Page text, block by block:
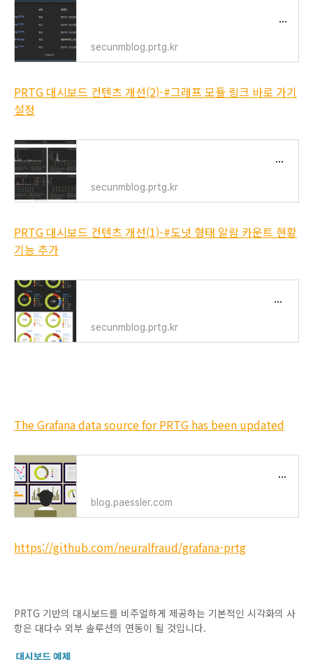
PRTG 대시보드 컨텐츠 개선(3)-#Today, Yesterday 장애 이력
secunmblog.prtg.kr
PRTG 대시보드 컨텐츠 개선(2)-#그래프 모듈 링크 바로 가기
설정
PRTG 대시보드 컨텐츠 개선(2)-#그래프 모듈 링크 바로 가기 설정
secunmblog.prtg.kr
PRTG 대시보드 컨텐츠 개선(1)-#도넛 형태 알람 카운트 현황
기능 추가
PRTG 대시보드 컨텐츠 개선(1)-#도넛 형태 알람 카운트 현황 기능 추가
secunmblog.prtg.kr
The Grafana data source for PRTG has been updated
The Grafana data source for PRTG has been updated
blog.paessler.com
https://github.com/neuralfraud/grafana-prtg
PRTG 기반의 대시보드를 비주얼하게 제공하는 기본적인 시각화의 사
항은 대다수 외부 솔루션의 연동이 될 것입니다.